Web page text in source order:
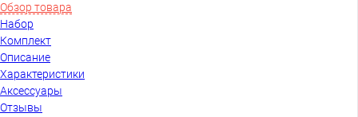
Обзор товара
Набор
Комплект
Описание
Характеристики
Аксессуары
Отзывы